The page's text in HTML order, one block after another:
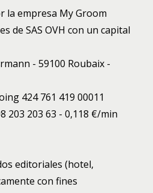
la empresa My Groom
de SAS OVH con un capital
- 59100 Roubaix -
424 761 419 00011
203 203 63 - 0,118 €/min
editoriales (hotel,
con fines